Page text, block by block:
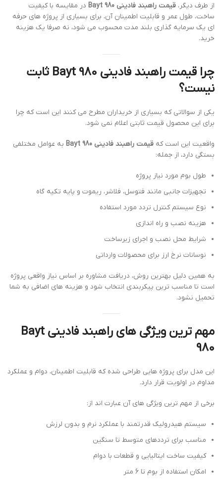
از طرف دیگر، قیمت راهبند فادینی Bayt 980
در مقایسه با کیفیت
ساخت، طول عمر و قابلیت اطمینان آن، برای بسیاری از پروژه های حرفه
ای یک سرمایه گذاری بلند مدت محسوب می شود، نه صرفا یک هزینه
خرید.
چرا قیمت راهبند فادینی Bayt 980 ثابت
نیست؟
یکی از سوالاتی که بسیاری از خریداران مطرح می کنند این است که چرا
برای این محصول قیمت ثابتی اعلام نمی شود.
واقعیت این است که قیمت راهبند فادینی Bayt 980
به عوامل مختلفی
بستگی دارد، از جمله:
طول بوم مورد نیاز پروژه
تجهیزات جانبی مانند فتوسل، فلاشر، ریموت و پایه تکیه گاه
نوع سیستم کنترل تردد مورد استفاده
هزینه نصب و راه اندازی
شرایط محل نصب و اجرای زیرساخت
نوسانات نرخ ارز برای محصولات وارداتی
به همین دلیل بهترین روش، دریافت مشاوره بر اساس نیاز واقعی پروژه
است تا مناسب ترین پیکربندی انتخاب شود و هزینه های اضافی به شما
تحمیل نشود.
مهم ترین ویژگی های راهبند فادینی Bayt
980
این مدل برای پروژه هایی طراحی شده که قابلیت اطمینان، دوام و عملکرد
مداوم در اولویت قرار دارد.
برخی از مهم ترین ویژگی های آن عبارت اند از:
سیستم هیدرولیک قدرتمند با عملکرد نرم و بدون لرزش
مناسب برای ترددهای متوسط تا سنگین
کیفیت ساخت ایتالیایی و قطعات با دوام
امکان استفاده از بوم تا 6 متر